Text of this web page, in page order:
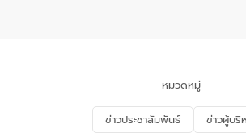
ด้านน้ำของประเท
รองรับการเติบโ
ลงทุนในอุตสาหก
มุ่งตอบโจทย์ความ
หมวดหมู่
ข่าวประชาสัมพันธ์ ข่าวผู้บริ